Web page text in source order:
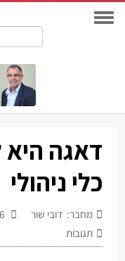
דאגה
כלי ניהולי
מחבר: דובי שור
תגובות